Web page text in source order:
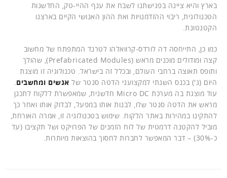
בארץ והיא ציינה בפגישתנו לשבח את ענף ההיי-טק, החדשנות
הטכנולוגית, ריבוי ההזדמנויות ואת ההון האנושי הקיים בארצנו
הקטנטונת.
כמו כן, התייחסה דה לורדס-קרוואלהו לטרנד המתפתח של מחשוב
קצה ומודולים מוכנים מראש (Prefabricated Modules), שהולך
ותופס תאוצה ברחבי העולם, ובכלל זה בישראל. טכנולוגיה זו מוצגת
היום (ג') בכנס השנתי למקצועני הדטה סנטר של אנשים ומחשבים.
עוד מוצגת בה מערכת Micro DC חדשנית, שמאפשרת ללקוח לתכנן
מראש את הדטה סנטר שלו, לבנות אותו במפעל, לבדוק אותו ואחר כך
להתקינו במהירות באתר הלקוח. שימוש בטכנולוגיה זו, אמרה האורחת,
מוביל להקטנה דרמטית של לוח הזמנים של הפרויקט ושל תקציבו (עד
כ-30%) – דבר המאפשר לחברות לחסוך בהוצאות מיותרות.